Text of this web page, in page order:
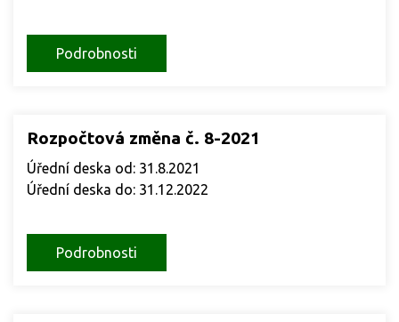
Podrobnosti
Rozpočtová změna č. 8-2021
Úřední deska od: 31.8.2021
Úřední deska do: 31.12.2022
Podrobnosti